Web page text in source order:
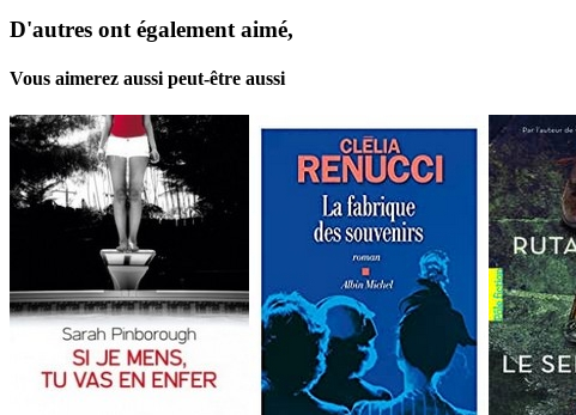
D'autres ont également aimé,
Vous aimerez aussi peut-être aussi